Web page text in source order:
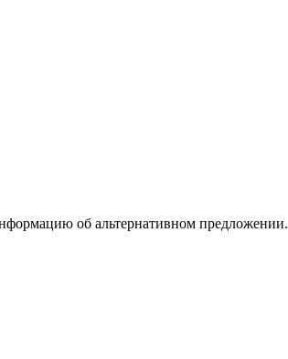
об альтернативном предложении.